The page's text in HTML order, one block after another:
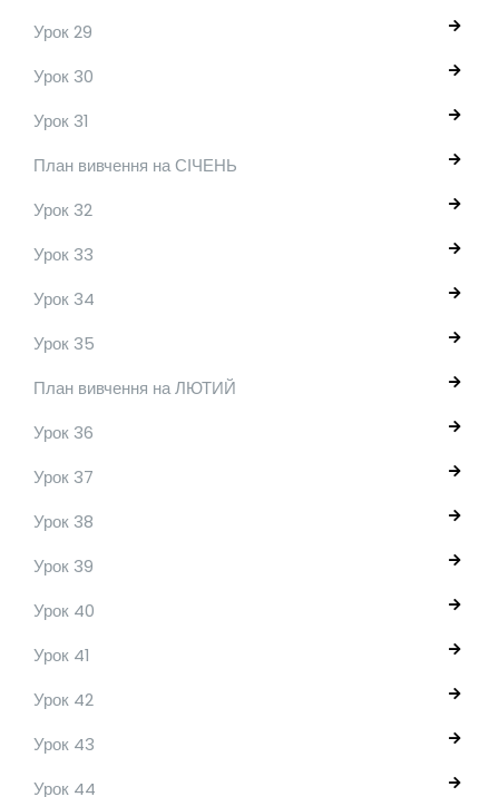
Урок 29
Урок 30
Урок 31
План вивчення на СІЧЕНЬ
Урок 32
Урок 33
Урок 34
Урок 35
План вивчення на ЛЮТИЙ
Урок 36
Урок 37
Урок 38
Урок 39
Урок 40
Урок 41
Урок 42
Урок 43
Урок 44